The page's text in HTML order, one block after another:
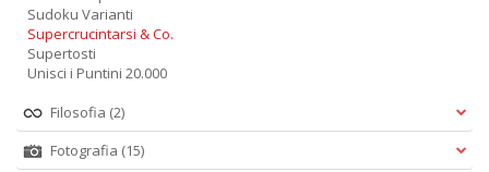
Sudoku Varianti
Supercrucintarsi & Co.
Supertosti
Unisci i Puntini 20.000
Filosofia (2)
Fotografia (15)